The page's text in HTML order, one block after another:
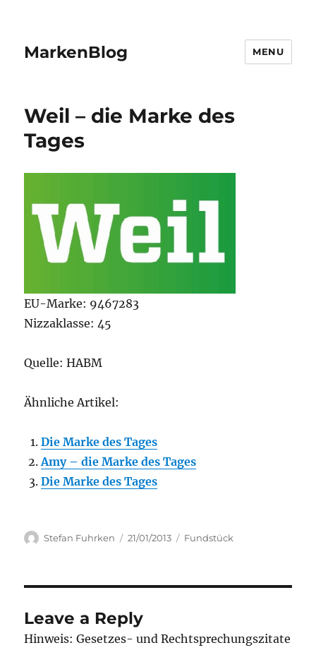
MarkenBlog MENU
Weil – die Marke des
Tages
EU-Marke: 9467283
Nizzaklasse: 45
Quelle: HABM
Ähnliche Artikel:
Die Marke des Tages
Amy – die Marke des Tages
Die Marke des Tages
Author
Stefan Fuhrken
Posted
21/01/2013 Categories
Fundstück
Leave a Reply
Hinweis: Gesetzes- und Rechtsprechungszitate